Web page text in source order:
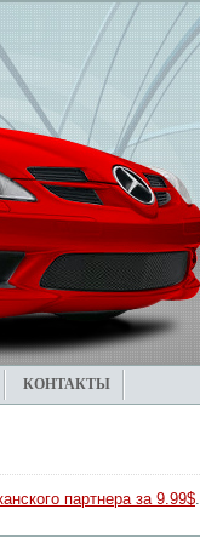
КОНТАКТЫ
партнера за 9.99$.